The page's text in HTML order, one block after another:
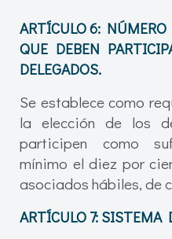
ARTÍCULO 6:
QUE DEBEN
DELEGADOS.
Se establece como
la elección de los
participen como
mínimo el diez por
asociados hábiles, de
ARTÍCULO 7: SISTEMA